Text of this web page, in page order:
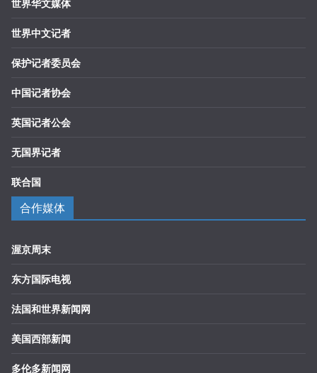
世界华文媒体
世界中文记者
保护记者委员会
中国记者协会
英国记者公会
无国界记者
联合国
合作媒体
渥京周末
东方国际电视
法国和世界新闻网
美国西部新闻
多伦多新闻网